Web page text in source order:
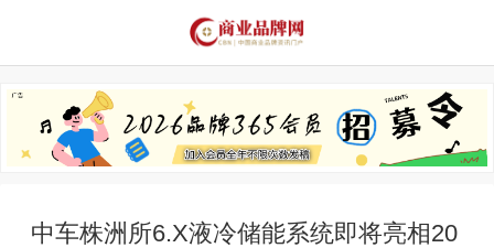
推荐品牌 品牌故事
中车株洲所6.X液冷储能系统即将亮相20